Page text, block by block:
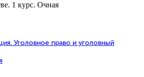
1 курс. Очная
Уголовное право и уголовный